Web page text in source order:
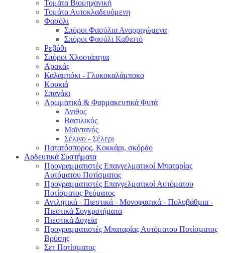
Τομάτα Βιομηχανική
Τομάτα Αυτοκλαδευόμενη
Φασόλι
Σπόροι Φασόλια Αναρριχώμενα
Σπόροι Φασόλι Καθιστό
Ρεβύθι
Σπόροι Χλοοτάπητα
Αρακάς
Καλαμπόκι - Γλυκοκαλάμποκο
Κουκιά
Σπανάκι
Αρωματικά & Φαρμακευτικά Φυτά
Άνιθος
Βασιλικός
Μαϊντανός
Σέλινο - Σέλερι
Πατατόσπορος, Κοκκάρι, σκόρδο
Αρδευτικά Συστήματα
Προγραμματιστές Επαγγελματικοί Μπαταρίας
Αυτόματου Ποτίσματος
Προγραμματιστές Επαγγελματικοί Αυτόματου
Ποτίσματος Ρεύματος
Αντλητικά - Πιεστικά - Μονοφασικά - Πολυβάθμια -
Πιεστικά Συγκροτήματα
Πιεστικά Δοχεία
Προγραμματιστές Μπαταρίας Αυτόματου Ποτίσματος
Βρύσης
Σετ Ποτίσματος